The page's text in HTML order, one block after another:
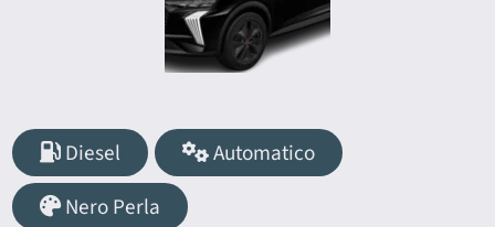
Diesel
Automatico
Nero Perla